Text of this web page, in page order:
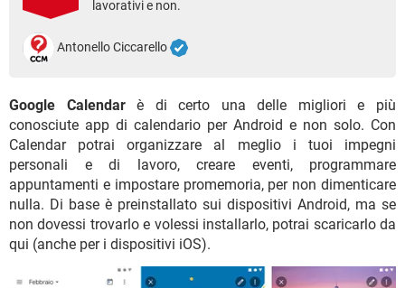
HARDWARE
lavorativi e non.
Antonello Ciccarello
Google Calendarè di certo una delle migliori e più
conosciute app di calendario per Android e non solo. Con
Calendar potrai organizzare al meglio i tuoi impegni
personali e di lavoro, creare eventi, programmare
appuntamenti e impostare promemoria, per non dimenticare
nulla. Di base è preinstallato sui dispositivi Android, ma se
non dovessi trovarlo e volessi installarlo, potrai scaricarlo da
qui (anche per i dispositivi iOS).